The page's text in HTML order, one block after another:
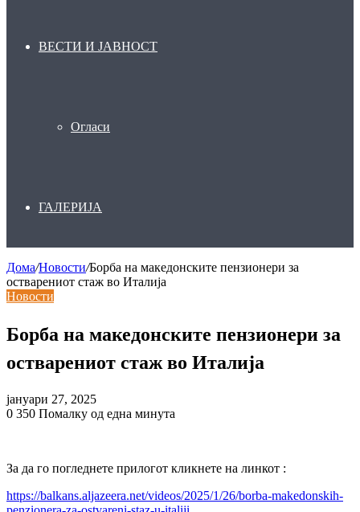
ВЕСТИ И ЈАВНОСТ
Огласи
ГАЛЕРИЈА
Дома/Новости/Борба на македонските пензионери за
остварениот стаж во Италија
Новости
Борба на македонските пензионери за
остварениот стаж во Италија
јануари 27, 2025
0 350 Помалку од една минута
За да го погледнете прилогот кликнете на линкот :
https://balkans.aljazeera.net/videos/2025/1/26/borba-makedonskih-